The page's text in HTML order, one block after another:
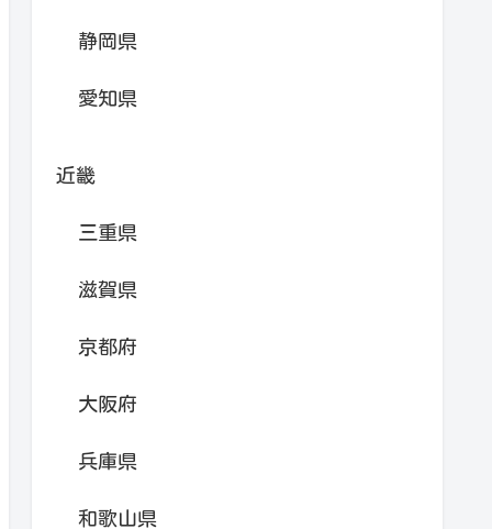
静岡県
愛知県
近畿
三重県
滋賀県
京都府
大阪府
兵庫県
和歌山県